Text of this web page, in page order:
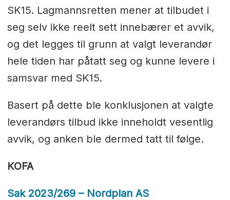
SK15. Lagmannsretten mener at tilbudet i
seg selv ikke reelt sett innebærer et avvik,
og det legges til grunn at valgt leverandør
hele tiden har påtatt seg og kunne levere i
samsvar med SK15.
Basert på dette ble konklusjonen at valgte
leverandørs tilbud ikke inneholdt vesentlig
avvik, og anken ble dermed tatt til følge.
KOFA
Sak 2023/269 – Nordplan AS